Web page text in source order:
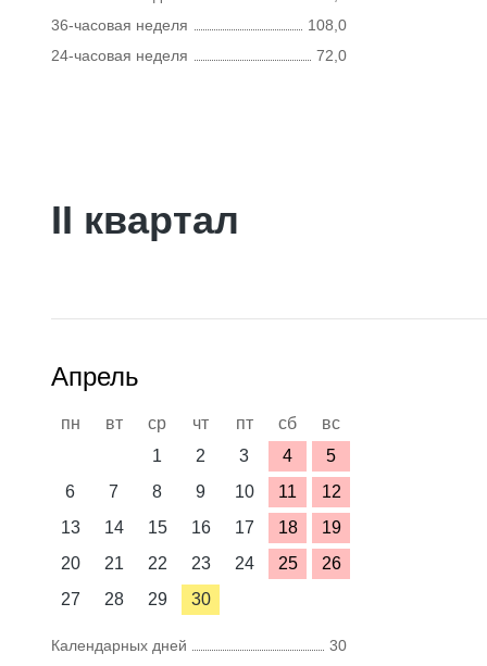
36-часовая неделя
108,0
24-часовая неделя
72,0
II квартал
Апрель
пн вт ср чт пт сб
вс
1
2 3 4
5
6
7 8 9 10 11
12
13
14 15 16 17 18
19
20
21 22 23 24 25
26
27
28 29 30
Календарных дней
30